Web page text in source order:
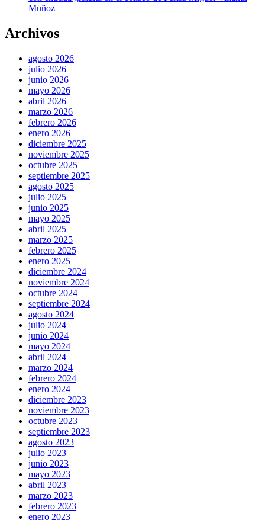
Muñoz
Archivos
agosto 2026
julio 2026
junio 2026
mayo 2026
abril 2026
marzo 2026
febrero 2026
enero 2026
diciembre 2025
noviembre 2025
octubre 2025
septiembre 2025
agosto 2025
julio 2025
junio 2025
mayo 2025
abril 2025
marzo 2025
febrero 2025
enero 2025
diciembre 2024
noviembre 2024
octubre 2024
septiembre 2024
agosto 2024
julio 2024
junio 2024
mayo 2024
abril 2024
marzo 2024
febrero 2024
enero 2024
diciembre 2023
noviembre 2023
octubre 2023
septiembre 2023
agosto 2023
julio 2023
junio 2023
mayo 2023
abril 2023
marzo 2023
febrero 2023
enero 2023